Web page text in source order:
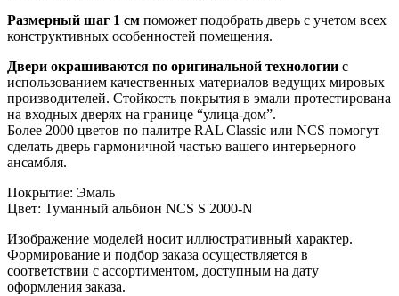
Размерный шаг 1 см поможет подобрать дверь с учетом всех
конструктивных особенностей помещения.
Двери окрашиваются по оригинальной технологии с
использованием качественных материалов ведущих мировых
производителей. Стойкость покрытия в эмали протестирована
на входных дверях на границе “улица-дом”.
Более 2000 цветов по палитре RAL Classic или NCS помогут
сделать дверь гармоничной частью вашего интерьерного
ансамбля.
Покрытие: Эмаль
Цвет: Туманный альбион NCS S 2000-N
Изображение моделей носит иллюстративный характер.
Формирование и подбор заказа осуществляется в
соответствии с ассортиментом, доступным на дату
оформления заказа.